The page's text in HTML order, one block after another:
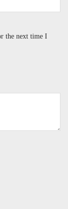
the next time I